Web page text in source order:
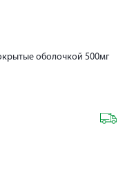
оболочкой 500мг